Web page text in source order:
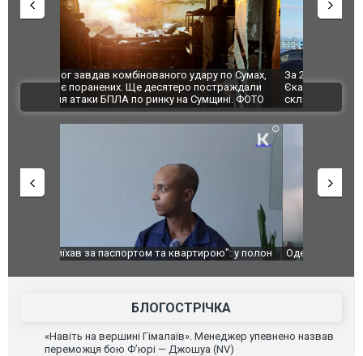
За 2000 кілометрів від кордону з Україною: в
Єкатеринбурзі після атаки дронів загорівся
склад Wildberries. ФОТО. ВІДЕО
"Мої
ВІДЕО
Одесу накрила потужна злива з градом та
Вже
БЛОГОСТРІЧКА
«Навіть на вершині Гімалаїв». Менеджер упевнено назвав
переможця бою Ф’юрі — Джошуа (NV)